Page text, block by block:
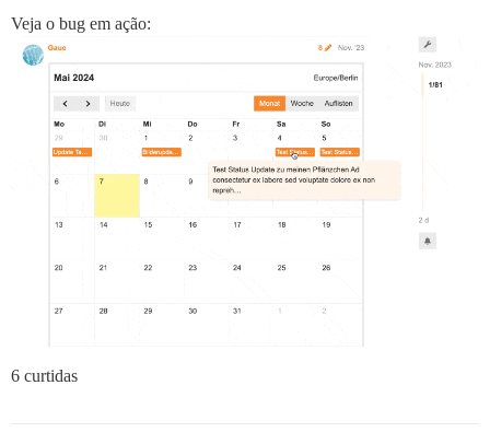
Veja o bug em ação:
6 curtidas